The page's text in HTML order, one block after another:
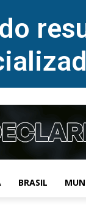
BRASIL